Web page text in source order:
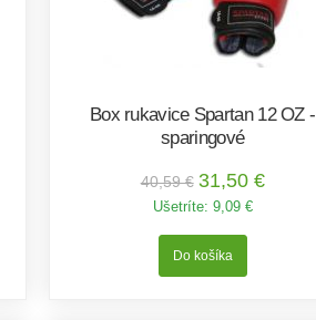
Box rukavice Spartan 12 OZ -
sparingové
40,59 € 31,50 €
Ušetríte: 9,09 €